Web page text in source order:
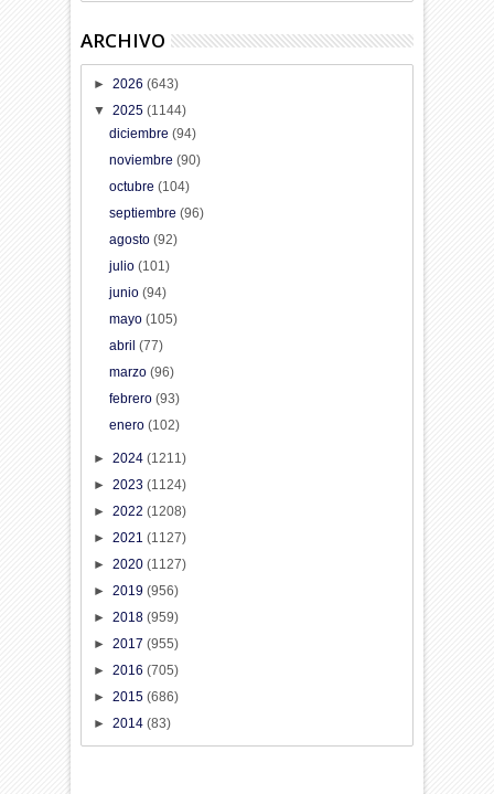
ARCHIVO
►2026(643)
▼2025(1144)
diciembre (94)
noviembre (90)
octubre (104)
septiembre (96)
agosto (92)
julio (101)
junio (94)
mayo (105)
abril (77)
marzo (96)
febrero (93)
enero (102)
►2024(1211)
►2023(1124)
►2022(1208)
►2021(1127)
►2020(1127)
►2019(956)
►2018(959)
►2017(955)
►2016(705)
►2015(686)
►2014(83)